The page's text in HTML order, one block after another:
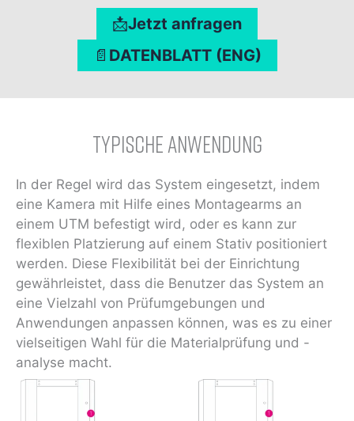
📩Jetzt anfragen
📄 DATENBLATT (ENG)
Typische Anwendung
In der Regel wird das System eingesetzt, indem
eine Kamera mit Hilfe eines Montagearms an
einem UTM befestigt wird, oder es kann zur
flexiblen Platzierung auf einem Stativ positioniert
werden. Diese Flexibilität bei der Einrichtung
gewährleistet, dass die Benutzer das System an
eine Vielzahl von Prüfumgebungen und
Anwendungen anpassen können, was es zu einer
vielseitigen Wahl für die Materialprüfung und -
analyse macht.